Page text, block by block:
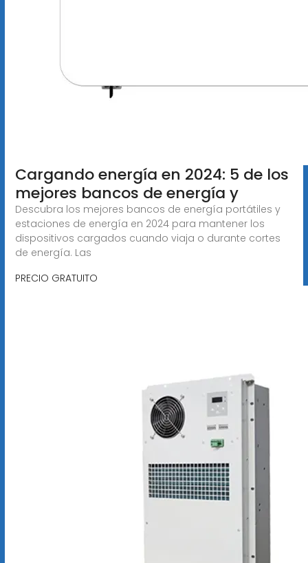
Cargando energía en 2024: 5 de los
mejores bancos de energía y
Descubra los mejores bancos de energía portátiles y
estaciones de energía en 2024 para mantener los
dispositivos cargados cuando viaja o durante cortes
de energía. Las
PRECIO GRATUITO